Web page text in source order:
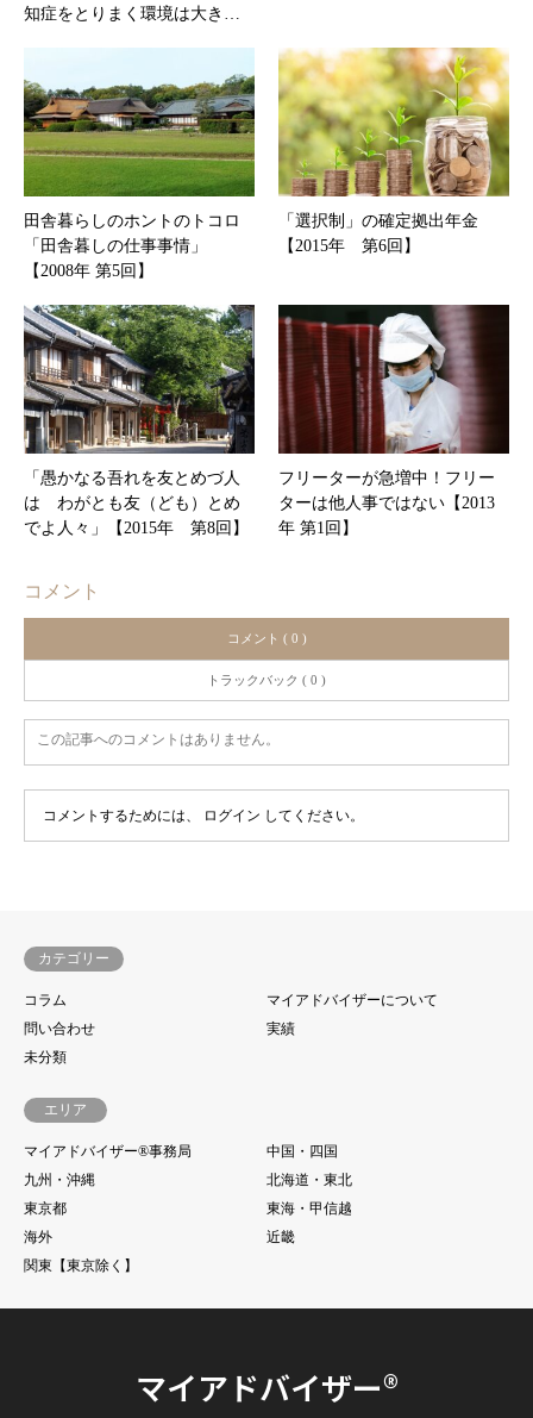
知症をとりまく環境は大き…
田舎暮らしのホントのトコロ
「田舎暮しの仕事事情」
【2008年 第5回】
「選択制」の確定拠出年金
【2015年 第6回】
「愚かなる吾れを友とめづ人
は わがとも友（ども）とめ
でよ人々」【2015年 第8回】
フリーターが急増中！フリー
ターは他人事ではない【2013
年 第1回】
コメント
コメント ( 0 )
トラックバック ( 0 )
この記事へのコメントはありません。
コメントするためには、 ログイン してください。
カテゴリー
コラム
マイアドバイザーについて
問い合わせ
実績
未分類
エリア
マイアドバイザー®事務局
中国・四国
九州・沖縄
北海道・東北
東京都
東海・甲信越
海外
近畿
関東【東京除く】
マイアドバイザー®